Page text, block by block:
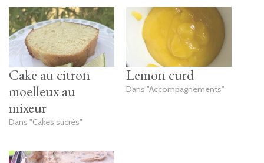
Cake au citron
moelleux au
mixeur
Dans "Cakes sucrés"
Lemon curd
Dans "Accompagnements"